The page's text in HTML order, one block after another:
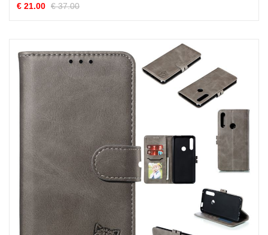
€ 21.00 € 37.00